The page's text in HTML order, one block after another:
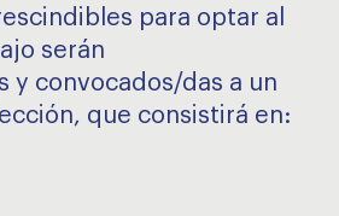
para optar al
serán
y convocados/das a un
que consistirá en: